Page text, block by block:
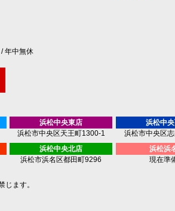
年中無休
浜松中央東店
浜松市中央区天王町1300-1
浜松中
浜松市中央区
浜松中央北店
浜松市浜名区都田町9296
浜松浜
現在準
じます。